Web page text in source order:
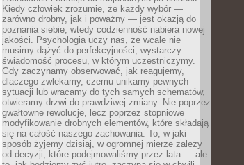
Kiedy człowiek zrozumie, że każdy wybór —
zarówno drobny, jak i poważny — jest okazją do
poznania siebie, wtedy codzienność nabiera nowej
jakości. Psychologia uczy nas, że wcale nie
musimy dążyć do perfekcyjności; wystarczy
świadomość procesu, w którym uczestniczymy.
Gdy zaczynamy obserwować, jak reagujemy,
dlaczego zwlekamy, czemu unikamy pewnych
sytuacji lub wracamy do tych samych schematów,
otwieramy drzwi do prawdziwej zmiany. Nie poprzez
gwałtowne rewolucje, lecz poprzez stopniowe
modyfikowanie drobnych elementów, które składają
się na całość naszego zachowania. To, w jaki
sposób żyjemy dzisiaj, w ogromnej mierze zależy
od decyzji, które podejmowaliśmy przez lata — ale